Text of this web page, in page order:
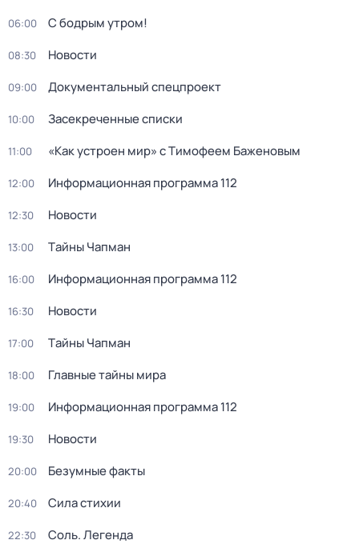
06:00 С бодрым утром!
08:30 Новости
09:00 Документальный спецпроект
10:00 Заcекрeченные списки
11:00 «Как устроен мир» с Тимофеем Баженовым
12:00 Информационная программа 112
12:30 Новости
13:00 Тaйны Чапман
16:00 Информационная программа 112
16:30 Новости
17:00 Тaйны Чапман
18:00 Главные тайны мира
19:00 Информационная программа 112
19:30 Новости
20:00 Безумные факты
20:40 Сила стихии
22:30 Соль. Легенда